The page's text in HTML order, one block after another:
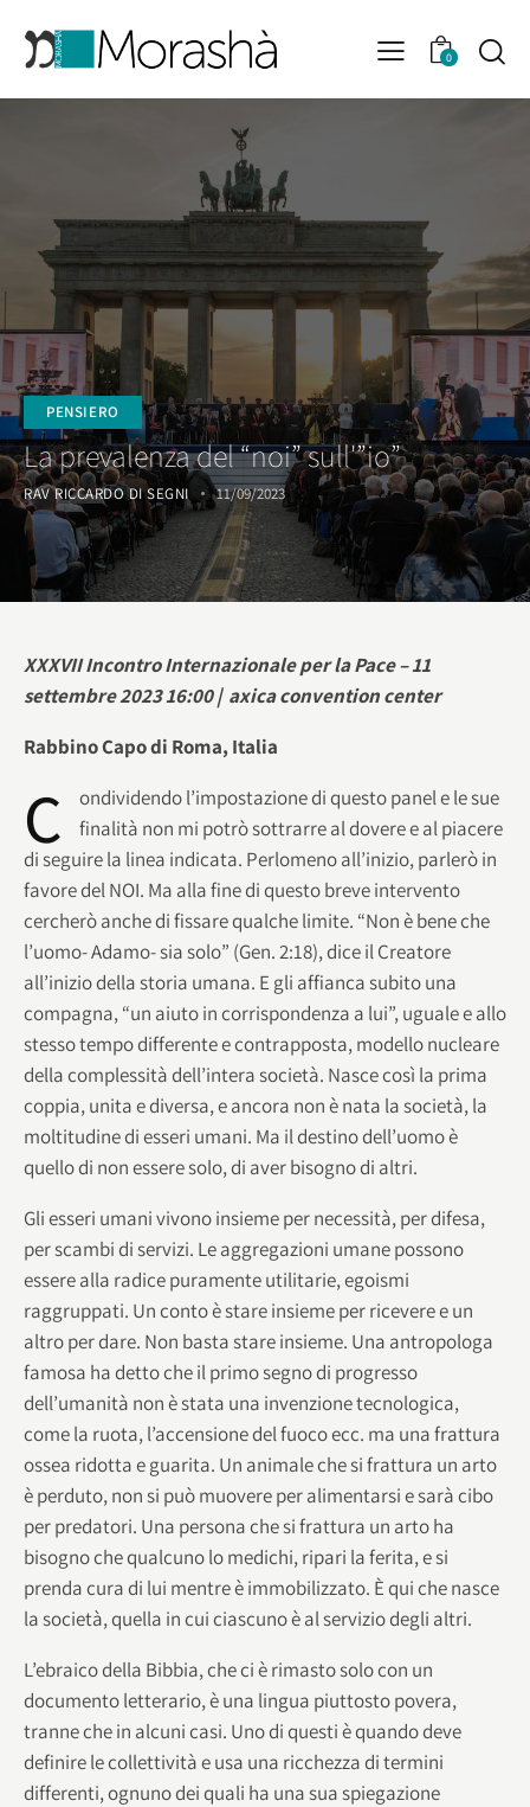
0
PENSIERO
La prevalenza del “noi” sull'”io”
RAV RICCARDO DI SEGNI 11/09/2023
XXXVII Incontro Internazionale per la Pace – 11
settembre 2023 16:00 | axica convention center
Rabbino Capo di Roma, Italia
C
ondividendo l’impostazione di questo panel e le sue
finalità non mi potrò sottrarre al dovere e al piacere
di seguire la linea indicata. Perlomeno all’inizio, parlerò in
favore del NOI. Ma alla fine di questo breve intervento
cercherò anche di fissare qualche limite. “Non è bene che
l’uomo- Adamo- sia solo” (Gen. 2:18), dice il Creatore
all’inizio della storia umana. E gli affianca subito una
compagna, “un aiuto in corrispondenza a lui”, uguale e allo
stesso tempo differente e contrapposta, modello nucleare
della complessità dell’intera società. Nasce così la prima
coppia, unita e diversa, e ancora non è nata la società, la
moltitudine di esseri umani. Ma il destino dell’uomo è
quello di non essere solo, di aver bisogno di altri.
Gli esseri umani vivono insieme per necessità, per difesa,
per scambi di servizi. Le aggregazioni umane possono
essere alla radice puramente utilitarie, egoismi
raggruppati. Un conto è stare insieme per ricevere e un
altro per dare. Non basta stare insieme. Una antropologa
famosa ha detto che il primo segno di progresso
dell’umanità non è stata una invenzione tecnologica,
come la ruota, l’accensione del fuoco ecc. ma una frattura
ossea ridotta e guarita. Un animale che si frattura un arto
è perduto, non si può muovere per alimentarsi e sarà cibo
per predatori. Una persona che si frattura un arto ha
bisogno che qualcuno lo medichi, ripari la ferita, e si
prenda cura di lui mentre è immobilizzato. È qui che nasce
la società, quella in cui ciascuno è al servizio degli altri.
L’ebraico della Bibbia, che ci è rimasto solo con un
documento letterario, è una lingua piuttosto povera,
tranne che in alcuni casi. Uno di questi è quando deve
definire le collettività e usa una ricchezza di termini
differenti, ognuno dei quali ha una sua spiegazione